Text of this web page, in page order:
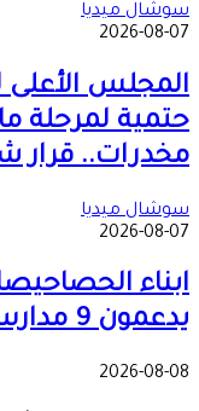
سوشال ميديا
2026-08-07
المجلس
حتمية لمرحلة
مخدرات.. قرار
سوشال ميديا
2026-08-07
ابناء
يدعمون 9 مدارس بمعينات اجلاس
2026-08-08